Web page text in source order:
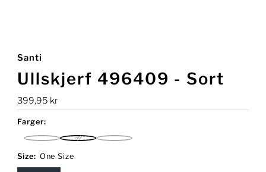
Santi
Ullskjerf 496409 - Sort
Ordinær
pris
399,95 kr
Farger:
Dark
Grey
Melange
Sort
Navy
Size: One Size